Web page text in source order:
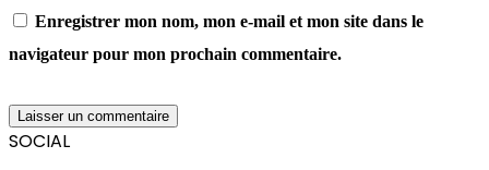
Enregistrer mon nom, mon e-mail et mon site dans le
navigateur pour mon prochain commentaire.
SOCIAL